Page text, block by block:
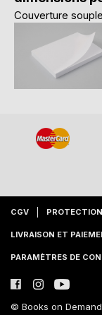
Couverture souple
CGV
LIVRAISON ET
PARAMÈTRES DE
© Books on